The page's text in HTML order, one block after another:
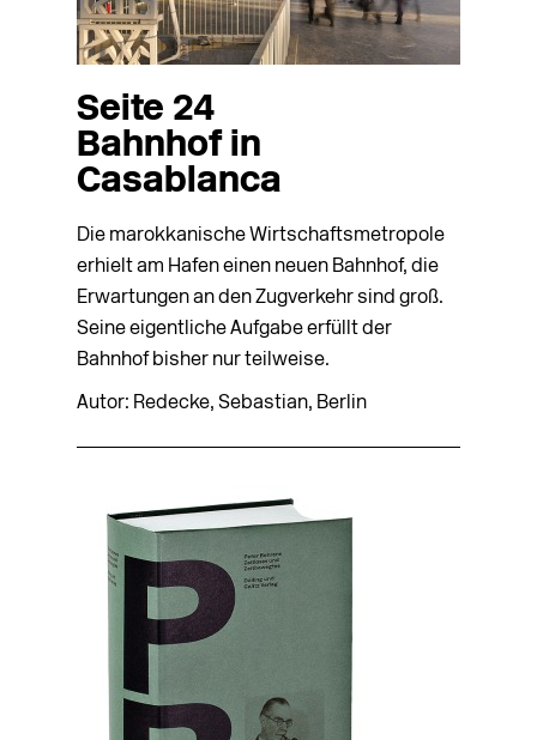
Seite 24
Bahnhof in
Casablanca
Die marokkanische Wirtschaftsmetropole
erhielt am Hafen einen neuen Bahnhof, die
Erwartungen an den Zugverkehr sind groß.
Seine eigentliche Aufgabe erfüllt der
Bahnhof bisher nur teilweise.
Autor: Redecke, Sebastian, Berlin